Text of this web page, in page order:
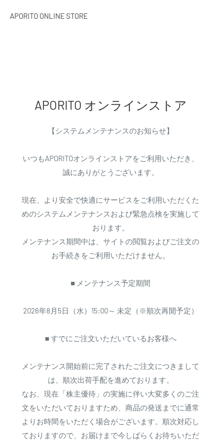
APORITO ONLINE STORE
APORITO オンラインストア
【システムメンテナンスのお知らせ】
いつもAPORITOオンラインストアをご利用いただき、
誠にありがとうございます。
現在、より安全で快適にサービスをご利用いただくた
めのシステムメンテナンスおよび緊急点検を実施して
おります。
メンテナンス期間中は、サイトの閲覧およびご注文の
お手続きをご利用いただけません。
■ メンテナンス予定期間
2026年8月5日（水）15:00～ 未定（※順次再開予定）
■ すでにご注文いただいているお客様へ
メンテナンス開始前に完了されたご注文につきまして
は、順次出荷手配を進めております。
なお、現在「株主優待」の実施に伴い大変多くのご注
文をいただいておりますため、商品の発送までに通常
よりお時間をいただく場合がございます。順次対応し
ておりますので、お届けまで今しばらくお待ちいただ